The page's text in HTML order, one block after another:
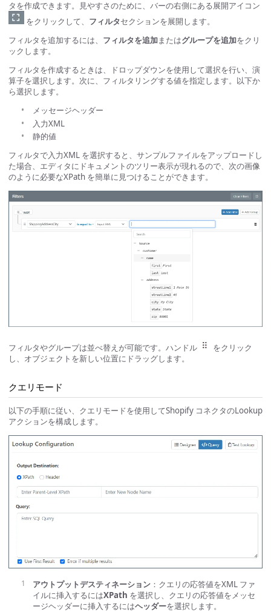
タを作成できます。見やすさのために、バーの右側にある展開アイコン
をクリックして、 フィルタセクションを展開します。
フィルタを追加するには、 フィルタを追加またはグループを追加をクリ
ックします。
フィルタを作成するときは、ドロップダウンを使用して選択を行い、演
算子を選択します。次に、フィルタリングする値を指定します。以下か
ら選択します。
メッセージヘッダー
入力XML
静的値
フィルタで入力XML を選択すると、サンプルファイルをアップロードし
た場合、エディタにドキュメントのツリー表示が現れるので、次の画像
のように必要なXPath を簡単に見つけることができます。
フィルタやグループは並べ替えが可能です。ハンドル
をクリック
し、オブジェクトを新しい位置にドラッグします。
クエリモード
以下の手順に従い、クエリモードを使用してShopify コネクタのLookup
アクションを構成します。
アウトプットデスティネーション ：クエリの応答値をXML ファ
イルに挿入するにはXPath を選択し、クエリの応答値をメッセ
ージヘッダーに挿入するにはヘッダーを選択します。